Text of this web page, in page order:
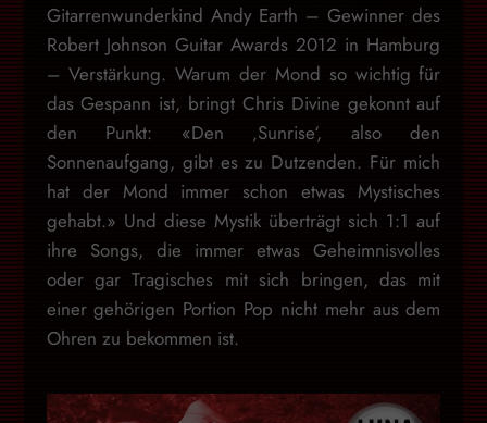
Gitarrenwunderkind Andy Earth – Gewinner des
Robert Johnson Guitar Awards 2012 in Hamburg
– Verstärkung. Warum der Mond so wichtig für
das Gespann ist, bringt Chris Divine gekonnt auf
den Punkt: «Den ‚Sunrise‘, also den
Sonnenaufgang, gibt es zu Dutzenden. Für mich
hat der Mond immer schon etwas Mystisches
gehabt.» Und diese Mystik überträgt sich 1:1 auf
ihre Songs, die immer etwas Geheimnisvolles
oder gar Tragisches mit sich bringen, das mit
einer gehörigen Portion Pop nicht mehr aus dem
Ohren zu bekommen ist.